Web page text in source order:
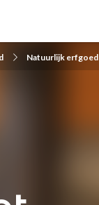
Natuurlijk erfgoed